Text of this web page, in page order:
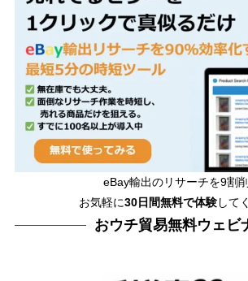
eBay輸出のリサーチを9割
お気軽に30日間無料で体験して
おウチ貿易無料ウェビ